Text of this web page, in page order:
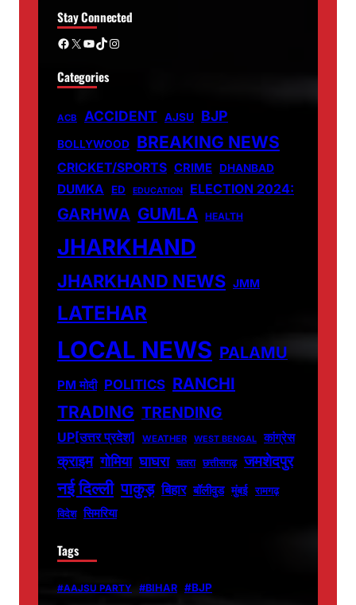
Stay Connected
Facebook X YouTube TikTok Instagram
Categories
ACB ACCIDENT AJSU BJP
BOLLYWOOD BREAKING NEWS
CRICKET/SPORTS CRIME DHANBAD
DUMKA ED EDUCATION ELECTION 2024:
GARHWA GUMLA HEALTH
JHARKHAND
JHARKHAND NEWS JMM
LATEHAR
LOCAL NEWS PALAMU
PM मोदी POLITICS RANCHI
TRADING TRENDING
UP[उत्तर प्रदेश] WEATHER WEST BENGAL कांग्रेस
क्राइम गोमिया घाघरा चतरा छत्तीसगढ़ जमशेदपुर
नई दिल्ली पाकुड़ बिहार बॉलीवुड मुंबई रामगढ़
विदेश सिमरिया
Tags
#AAJSU PARTY #BIHAR #BJP